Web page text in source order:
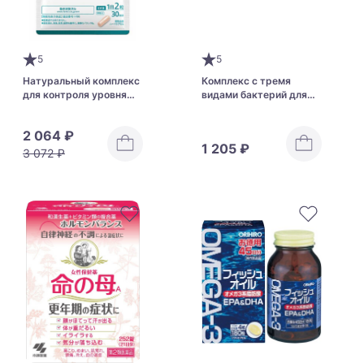
5
Натуральный комплекс
для контроля уровня
2 064 ₽
3 072 ₽
5
Комплекс с тремя
видами бактерий для
1 205 ₽